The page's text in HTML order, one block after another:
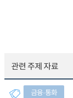
관련 주제 자료
금융∙통화